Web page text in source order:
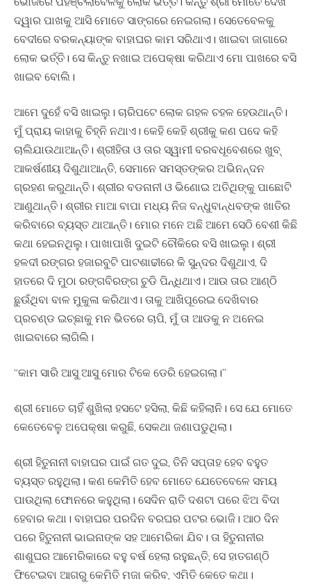
ଦ୍ୱାର ପାଖକୁ ଆସି ମୋତେ ସାଙ୍ଗରେ ନେଇଗଲା। ସେତେବେଳକୁ
ବେଦୀରେ ବରକନ୍ୟାଙ୍କ ବାହାଘର କାମ ସରିଥାଏ। ଖାଇବା ଜାଗାରେ
ଲୋକ ଭର୍ତ୍ତି। ସେ କିନ୍ତୁ ନଖାଇ ଅପେକ୍ଷା କରିଥାଏ ମୋ ପାଖରେ ବସି
ଖାଇବ ବୋଲି।
ଆମେ ଦୁହେଁ ବସି ଖାଇଲୁ। ଚାରିପଟେ ଲୋକ ଗହଳ ଚହଳ ହେଉଥାନ୍ତି।
ମୁଁ ପ୍ରାୟ କାହାକୁ ଚିହ୍ନି ନଥାଏ। କେହି କେହି ଶ୍ରୀକୁ କଣ ପଦେ କହି
ଚାଲିଯାଉଥାଆନ୍ତି। ଶ୍ରୀହିତା ଓ ତାର ସ୍ୱାମୀ ବରବଧୂବେଶରେ ଖୁବ୍
ଆକର୍ଷଣୀୟ ଦିଶୁଥାଆନ୍ତି, ସେମାନେ ସମସ୍ତଙ୍କର ଅଭିନନ୍ଦନ
ଗ୍ରହଣ କରୁଥାନ୍ତି। ଶ୍ରୀର ବଡନାନୀ ଓ ଭିଣୋଇ ଅତିଥିଙ୍କୁ ପାଛୋଟି
ଆଣୁଥାନ୍ତି। ଶ୍ରୀର ମାଆ ବାପା ମଧ୍ୟ ନିଜ ବନ୍ଧୁବାନ୍ଧବଙ୍କ ଖାତିର
କରିବାରେ ବ୍ୟସ୍ତ ଥାଆନ୍ତି। ମୋର ମନେ ଅଛି ଆମେ ସେଠି ବେଶୀ କିଛି
କଥା ହେଇନଥିଲୁ। ପାଖାପାଖି ଦୁଇଟି ଚୌକିରେ ବସି ଖାଇଲୁ। ଶ୍ରୀ
ହଳଦୀ ରଙ୍ଗର ହଜାରବୁଟି ପାଟଶାଢୀରେ କି ସୁନ୍ଦର ଦିଶୁଥାଏ, ଦି
ହାତରେ ଦି ମୁଠା ରଙ୍ଗବିରଙ୍ଗ ଚୁଡି ପିନ୍ଧିଥାଏ। ଆଉ ତାର ଆଣ୍ଠି
ଛୁଉଁଥିବା ବାଳ ମୁକୁଳା କରିଥାଏ। ତାକୁ ଆଖିପୂରେଇ ଦେଖିବାର
ପ୍ରଚଣ୍ଡ ଇଚ୍ଛାକୁ ମନ ଭିତରେ ଚାପି, ମୁଁ ତା ଆଡକୁ ନ ଅନେଇ
ଖାଇବାରେ ଲାଗିଲି।
“କାମ ସାରି ଆସୁ ଆସୁ ମୋର ଟିକେ ଡେରି ହେଇଗଲା।”
ଶ୍ରୀ ମୋତେ ଚାହିଁ ଶୁଖିଲା ହସଟେ ହସିଲା, କିଛି କହିଲାନି। ସେ ଯେ ମୋତେ
କେତେବେଳୁ ଅପେକ୍ଷା କରୁଛି, ସେକଥା ଜଣାପଡୁଥିଲା।
ଶ୍ରୀ ହିତୁନାନୀ ବାହାଘର ପାଇଁ ଗତ ଦୁଇ, ତିନି ସପ୍ତାହ ହେବ ବହୁତ
ବ୍ୟସ୍ତ ରହୁଥିଲା। କଣ କେମିତି ହେବ ମୋତେ ଯେତେବେଳେ ସମୟ
ପାଉଥିଲା ଫୋନରେ କହୁଥିଲା। ସେଦିନ ରାତି ଦଶଟା ପରେ ଝିଅ ବିଦା
ହେବାର କଥା। ବାହାଘର ପରଦିନ ବରଘର ପଟର ଭୋଜି। ଆଠ ଦିନ
ପରେ ହିତୁନାନୀ ଭାଇନାଙ୍କ ସହ ଆମେରିକା ଯିବ। ତା ହିତୁନାନୀର
ଶାଶୁଘର ଆମେରିକାରେ ବହୁ ବର୍ଷ ହେଲା ରହୁଛନ୍ତି, ସେ ହାତଗଣ୍ଠି
ଫିଟେଇବା ଆଗରୁ କେମିତି ମଜା କରିବ, ଏମିତି କେତେ କଥା।